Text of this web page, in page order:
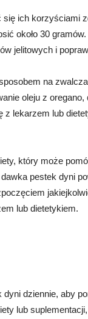
ich korzyściami
około 30
jelitowych i
na
oleju z
lekarzem lub
który może
pestek dyni
lub dietetykiem.
dziennie, aby
lub